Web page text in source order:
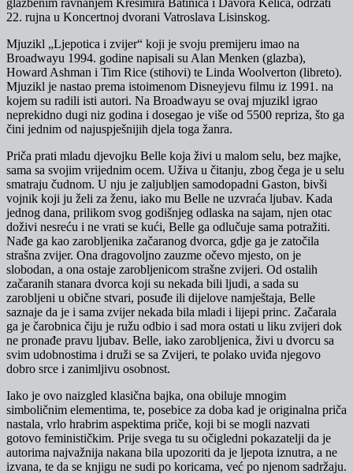
22. rujna u Koncertnoj dvorani Vatroslava Lisinskog.
Mjuzikl „Ljepotica i zvijer“ koji je svoju premijeru imao na
Broadwayu 1994. godine napisali su Alan Menken (glazba),
Howard Ashman i Tim Rice (stihovi) te Linda Woolverton (libreto).
Mjuzikl je nastao prema istoimenom Disneyjevu filmu iz 1991. na
kojem su radili isti autori. Na Broadwayu se ovaj mjuzikl igrao
neprekidno dugi niz godina i dosegao je više od 5500 repriza, što ga
čini jednim od najuspješnijih djela toga žanra.
Priča prati mladu djevojku Belle koja živi u malom selu, bez majke,
sama sa svojim vrijednim ocem. Uživa u čitanju, zbog čega je u selu
smatraju čudnom. U nju je zaljubljen samodopadni Gaston, bivši
vojnik koji ju želi za ženu, iako mu Belle ne uzvraća ljubav. Kada
jednog dana, prilikom svog godišnjeg odlaska na sajam, njen otac
doživi nesreću i ne vrati se kući, Belle ga odlučuje sama potražiti.
Nađe ga kao zarobljenika začaranog dvorca, gdje ga je zatočila
strašna zvijer. Ona dragovoljno zauzme očevo mjesto, on je
slobodan, a ona ostaje zarobljenicom strašne zvijeri. Od ostalih
začaranih stanara dvorca koji su nekada bili ljudi, a sada su
zarobljeni u obične stvari, posuđe ili dijelove namještaja, Belle
saznaje da je i sama zvijer nekada bila mladi i lijepi princ. Začarala
ga je čarobnica čiju je ružu odbio i sad mora ostati u liku zvijeri dok
ne pronađe pravu ljubav. Belle, iako zarobljenica, živi u dvorcu sa
svim udobnostima i druži se sa Zvijeri, te polako uviđa njegovo
dobro srce i zanimljivu osobnost.
Iako je ovo naizgled klasična bajka, ona obiluje mnogim
simboličnim elementima, te, posebice za doba kad je originalna priča
nastala, vrlo hrabrim aspektima priče, koji bi se mogli nazvati
gotovo feminističkim. Prije svega tu su očigledni pokazatelji da je
autorima najvažnija nakana bila upozoriti da je ljepota iznutra, a ne
izvana, te da se knjigu ne sudi po koricama, već po njenom sadržaju.